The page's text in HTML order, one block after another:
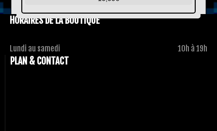
HORAIRES DE LA BOUTIQUE
Lundi au samedi 10h à 19h
PLAN & CONTACT